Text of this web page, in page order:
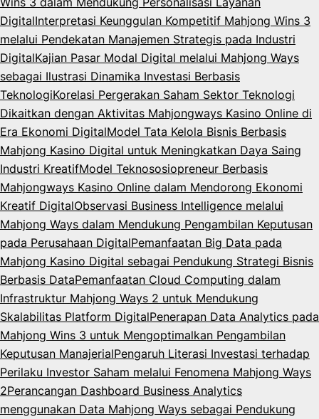
DigitalInterpretasi Keunggulan Kompetitif Mahjong Wins 3
melalui Pendekatan Manajemen Strategis pada Industri
DigitalKajian Pasar Modal Digital melalui Mahjong Ways
sebagai Ilustrasi Dinamika Investasi Berbasis
TeknologiKorelasi Pergerakan Saham Sektor Teknologi
Dikaitkan dengan Aktivitas Mahjongways Kasino Online di
Era Ekonomi DigitalModel Tata Kelola Bisnis Berbasis
Mahjong Kasino Digital untuk Meningkatkan Daya Saing
Industri KreatifModel Teknososiopreneur Berbasis
Mahjongways Kasino Online dalam Mendorong Ekonomi
Kreatif DigitalObservasi Business Intelligence melalui
Mahjong Ways dalam Mendukung Pengambilan Keputusan
pada Perusahaan DigitalPemanfaatan Big Data pada
Mahjong Kasino Digital sebagai Pendukung Strategi Bisnis
Berbasis DataPemanfaatan Cloud Computing dalam
Infrastruktur Mahjong Ways 2 untuk Mendukung
Skalabilitas Platform DigitalPenerapan Data Analytics pada
Mahjong Wins 3 untuk Mengoptimalkan Pengambilan
Keputusan ManajerialPengaruh Literasi Investasi terhadap
Perilaku Investor Saham melalui Fenomena Mahjong Ways
2Perancangan Dashboard Business Analytics
menggunakan Data Mahjong Ways sebagai Pendukung